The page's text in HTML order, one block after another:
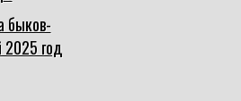
быков-
2025 год